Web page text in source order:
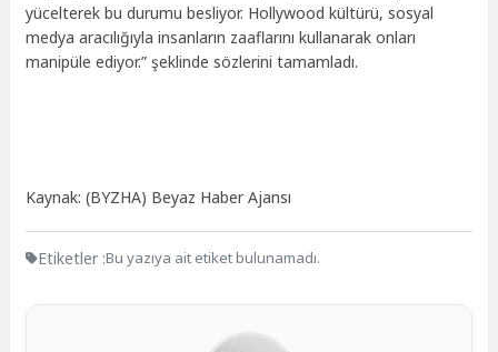
yücelterek bu durumu besliyor. Hollywood kültürü, sosyal
medya aracılığıyla insanların zaaflarını kullanarak onları
manipüle ediyor.” şeklinde sözlerini tamamladı.
Kaynak: (BYZHA) Beyaz Haber Ajansı
Etiketler :Bu yazıya ait etiket bulunamadı.